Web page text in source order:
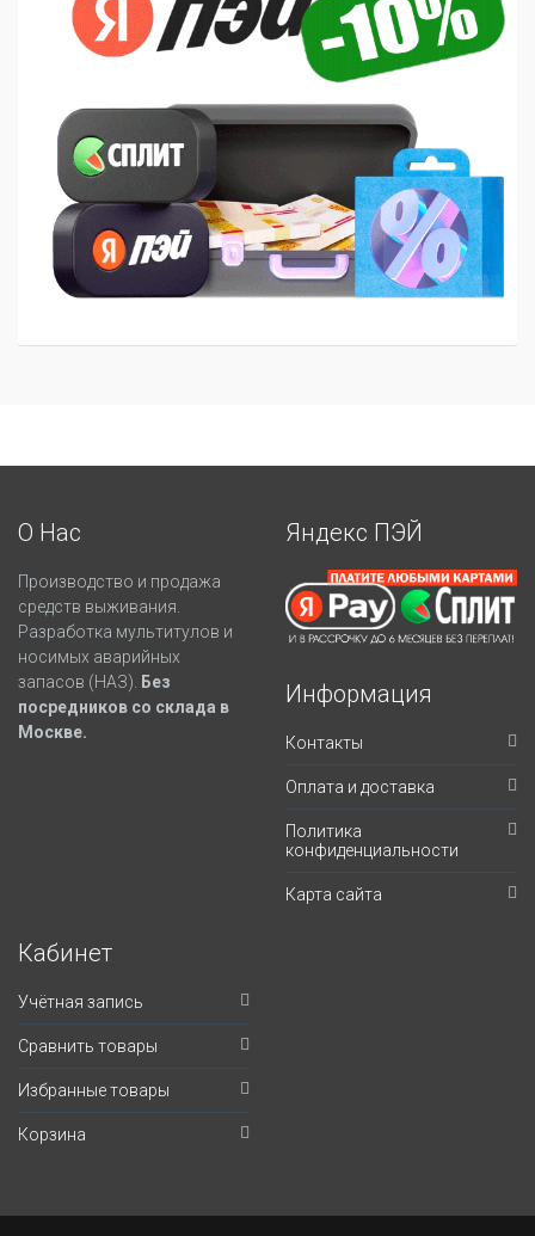
О Нас
Производство и продажа
средств выживания.
Разработка мультитулов и
носимых аварийных
запасов (НАЗ).
Без
посредников со склада в
Москве.
Яндекс ПЭЙ
Информация
Контакты
Оплата и доставка
Политика
конфиденциальности
Карта сайта
Кабинет
Учётная запись
Сравнить товары
Избранные товары
Корзина